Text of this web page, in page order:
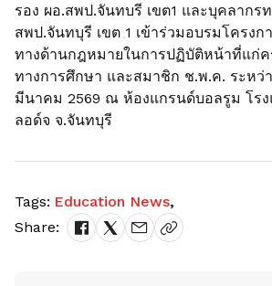
รอง ผอ.สพป.จันทบรี เขต1 และบุคลากร
สพป.จันทบุรี เขต 1 เข้าร่วมอบรมโครงก
ทางด้านกฎหมายในการปฏิบัติหน้าที่แก่
ทางการศึกษา และสมาชิก ช.พ.ค. ระหว่
มีนาคม 2569 ณ ห้องแกรนด์บอลรูม โรง
ลอด์จ จ.จันทบุรี
Tags: Education News,
Share: